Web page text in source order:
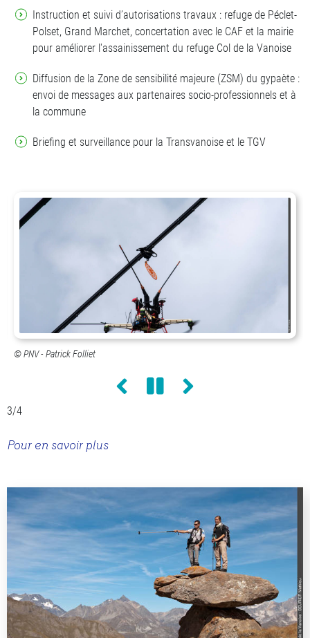
Instruction et suivi d’autorisations travaux : refuge de Péclet-
Polset, Grand Marchet, concertation avec le CAF et la mairie
pour améliorer l'assainissement du refuge Col de la Vanoise
Diffusion de la Zone de sensibilité majeure (ZSM) du gypaète :
envoi de messages aux partenaires socio-professionnels et à
la commune
Briefing et surveillance pour la Transvanoise et le TGV
PNV - Patrick Folliet
Précédent Pause
3/4
Pour en savoir plus